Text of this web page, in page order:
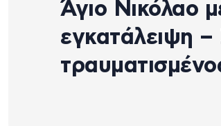
Άγιο Νικόλαο
εγκατάλειψη